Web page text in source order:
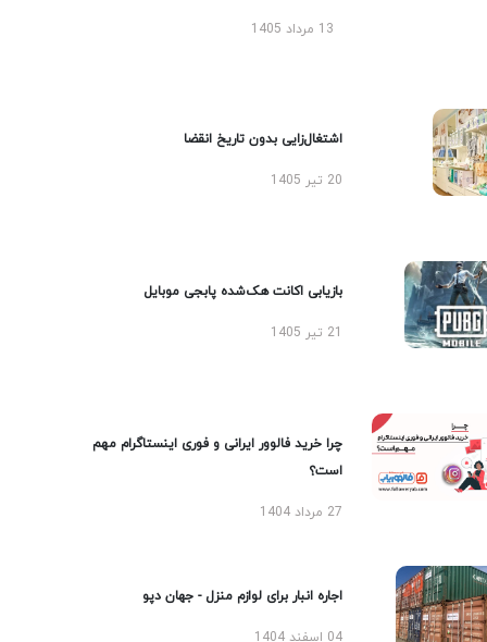
13 مرداد 1405
اشتغال‌زایی بدون تاریخ انقضا
20 تیر 1405
بازیابی اکانت هک‌شده پابجی موبایل
چرا خرید فالوور ایرانی و فوری اینستاگرام مهم
است؟
27 مرداد 1404
اجاره انبار برای لوازم منزل - جهان دپو
04 اسفند 1404